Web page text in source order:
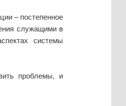
– постепенное
служащими в
системы
проблемы, и